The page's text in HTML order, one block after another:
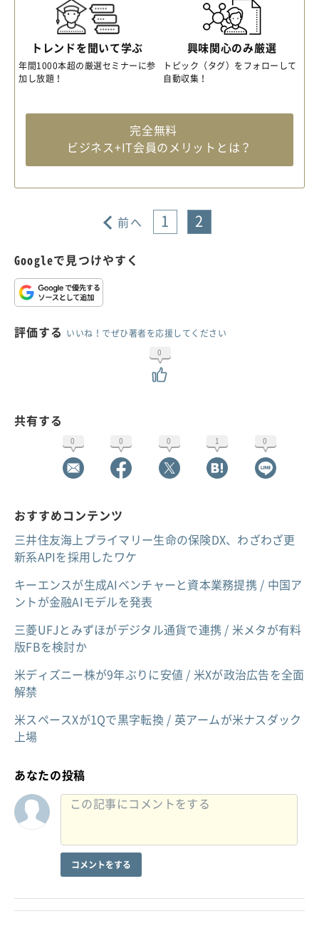
トレンドを聞いて学ぶ
年間1000本超の厳選セミナーに参
加し放題！
興味関心のみ厳選
トピック（タグ）をフォローして
自動収集！
完全無料
ビジネス+IT会員のメリットとは？
前へ 1 2
Googleで見つけやすく
評価する いいね！でぜひ著者を応援してください
0
共有する
0 0 0 1 0
おすすめコンテンツ
三井住友海上プライマリー生命の保険DX、わざわざ更
新系APIを採用したワケ
キーエンスが生成AIベンチャーと資本業務提携 / 中国ア
ントが金融AIモデルを発表
三菱UFJとみずほがデジタル通貨で連携 / 米メタが有料
版FBを検討か
米ディズニー株が9年ぶりに安値 / 米Xが政治広告を全面
解禁
米スペースXが1Qで黒字転換 / 英アームが米ナスダック
上場
あなたの投稿
コメントをする